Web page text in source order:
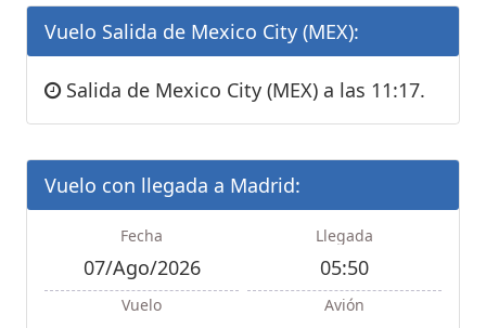
Vuelo Salida de Mexico City (MEX):
Salida de Mexico City (MEX) a las 11:17.
Vuelo con llegada a Madrid:
Fecha
07/Ago/2026
Llegada
05:50
Vuelo Avión